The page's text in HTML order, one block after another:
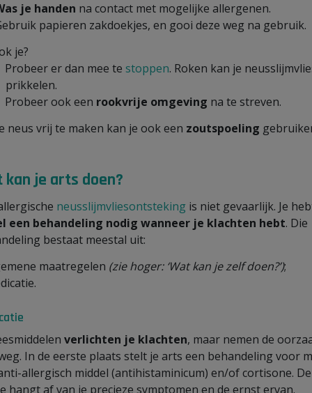
je handen na contact met mogelijke allergenen.
papieren zakdoekjes, en gooi deze weg na gebruik.
je?
Probeer er dan mee te stoppen. Roken kan je
prikkelen.
Probeer ook een rookvrije omgeving na te streven.
neus vrij te maken kan je ook een zoutspoeling
kan je arts doen?
neusslijmvliesontsteking is niet gevaarlijk. Je
een behandeling nodig wanneer je klachten hebt. Die
bestaat meestal uit:
maatregelen (zie hoger: ‘Wat kan je zelf doen?’);
verlichten je klachten, maar nemen de
In de eerste plaats stelt je arts een behandeling voor
allergisch middel (antihistaminicum) en/of cortisone. De
hangt af van je precieze symptomen en de ernst ervan.